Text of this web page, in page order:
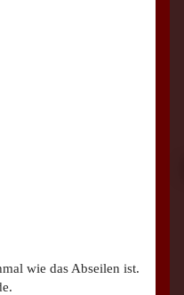
wie das Abseilen ist.